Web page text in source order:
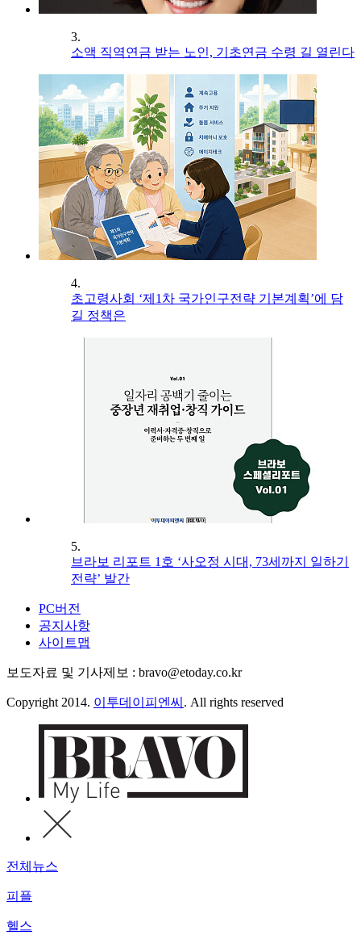
3.
소액 직역연금 받는 노인, 기초연금 수령 길 열린다
4.
초고령사회 ‘제1차 국가인구전략 기본계획’에 담
길 정책은
5.
브라보 리포트 1호 ‘사오정 시대, 73세까지 일하기
전략’ 발간
PC버전
공지사항
사이트맵
보도자료 및 기사제보 : bravo@etoday.co.kr
Copyright 2014. 이투데이피엔씨 . All rights reserved
전체뉴스
피플
헬스